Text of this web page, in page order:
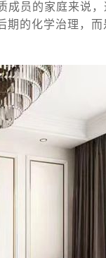
员的家庭来说
期的化学治理，